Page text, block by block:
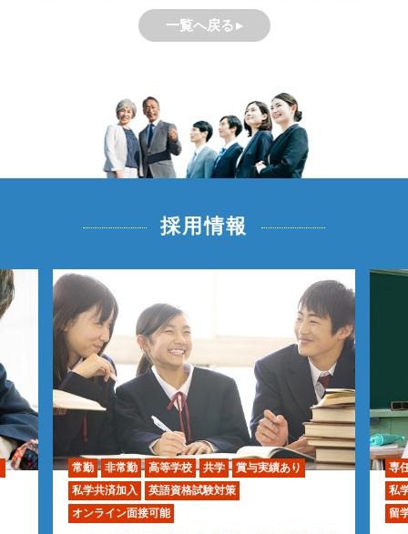
一覧へ戻る
採用情報
常勤 非常勤 高等学校 共学
賞与実績あり
私学共済加入
英語資格試験対策
オンライン面接可能
専
私
留